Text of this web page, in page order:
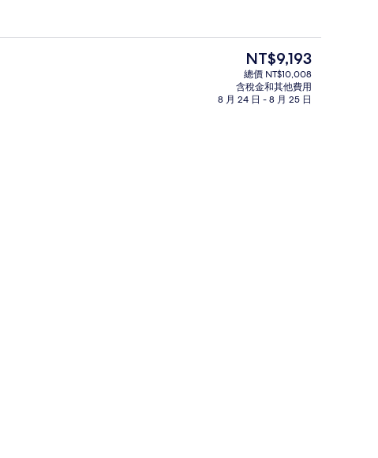
客房景觀
目
前
的
價
NT$9,193
總價 NT$10,008
含稅金和其他費用
8 月 24 日 - 8 月 25 日